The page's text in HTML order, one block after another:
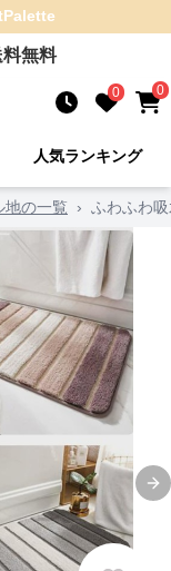
無料
0 0
人気ランキング
地の一覧 › ふわふわ